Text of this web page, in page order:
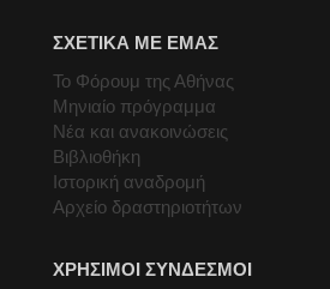
ΣΧΕΤΙΚΑ ΜΕ ΕΜΑΣ
Το Φόρουμ της Αθήνας
Μηνιαίο πρόγραμμα
Νέα και ανακοινώσεις
Βιβλιοθήκη
Ιστορική αναδρομή
Αρχείο δραστηριοτήτων
ΧΡΗΣΙΜΟΙ ΣΥΝΔΕΣΜΟΙ